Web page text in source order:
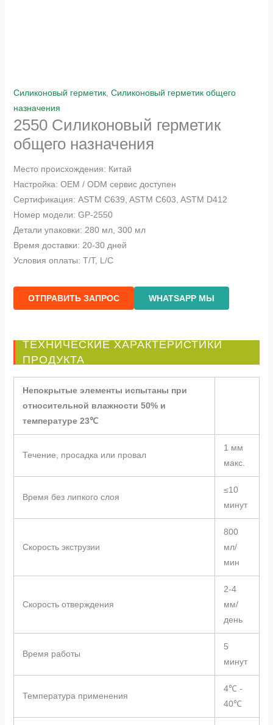
Силиконовый герметик, Силиконовый герметик общего
назначения
2550 Силиконовый герметик
общего назначения
Место происхождения: Китай
Настройка: OEM / ODM сервис доступен
Сертификация: ASTM C639, ASTM C603, ASTM D412
Номер модели: GP-2550
Детали упаковки: 280 мл, 300 мл
Время доставки: 20-30 дней
Условия оплаты: T/T, L/C
ОТПРАВИТЬ ЗАПРОС WHATSAPP МЫ
ТЕХНИЧЕСКИЕ ХАРАКТЕРИСТИКИ
ПРОДУКТА
Непокрытые элементы испытаны при
относительной влажности 50% и
температуре 23℃
Течение, просадка или провал
1 мм
макс.
Время без липкого слоя
≤10
минут
Скорость экструзии
800
мл/
мин
Скорость отверждения
2-4
мм/
день
Время работы
5
минут
Температура применения
4℃ -
40℃